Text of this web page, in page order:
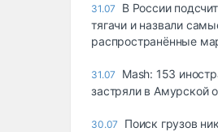
31.07
В России
тягачи и назвали
распространённые
31.07
Mash: 153
застряли в Амурской
30.07
Поиск грузов